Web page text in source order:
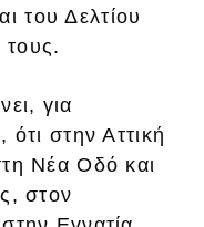
του Δελτίου
τους.
για
στην Αττική
Νέα Οδό και
στον